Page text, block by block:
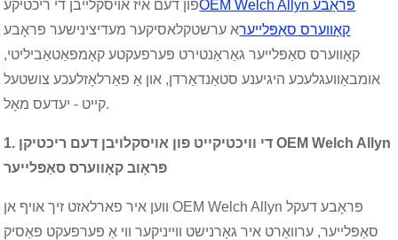
פון דעם איז אויסקלייבן די ריכטיקעOEM Welch Allyn פּראָבע
קאָווערס סאַפּלייערא ערשטקלאסיקער מעדיצינישער פּראָבע
קאָווערס סאַפּלייער גאַראַנטירט פּערפעקטע קאָמפּאַטאַביליטי,
אומבאַוועגלעכע היגיענע סטאַנדאַרדן, און אַ פאַרלאָזלעכע צושטעל
קייט - יעדעס מאָל.
1. די וויכטיקייט פון אויסקלויבן דעם ריכטיקן OEM Welch Allyn
פּראָוב קאָווערס סאַפּלייער
ווען איר פארלאזט זיך אויף אן OEM Welch Allyn פּראָבע דעקל
סאַפּלייער, ערוואַרט איר גאָרנישט ווייניקער ווי אַ פּערפעקט פּאַסיק